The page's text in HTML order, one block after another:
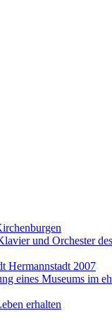
und Orchester
Hermannstadt 2007
eines Museums im
erhalten